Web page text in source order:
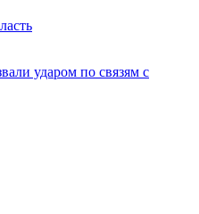
ударом по связям с